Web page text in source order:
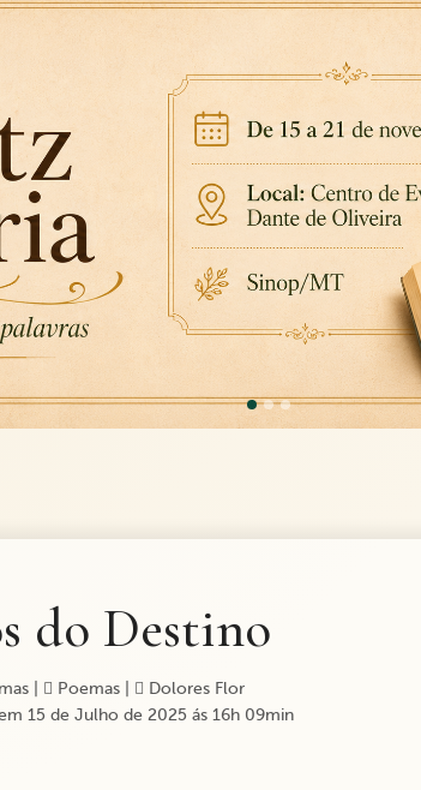
do Destino
| Poemas|
Dolores Flor
15 de Julho de 2025 ás 16h 09min